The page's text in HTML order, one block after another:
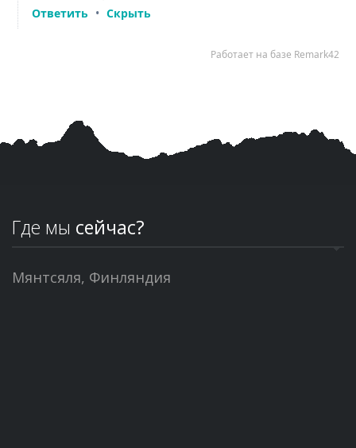
Где мы сейчас?
Мянтсяля, Финляндия